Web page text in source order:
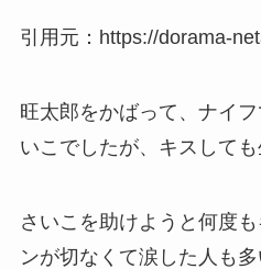
引用元：https://dorama-
旺太郎をかばって、ナイ
いこでしたが、キスして
さいこを助けようと何度
ンが切なくて涙した人も多